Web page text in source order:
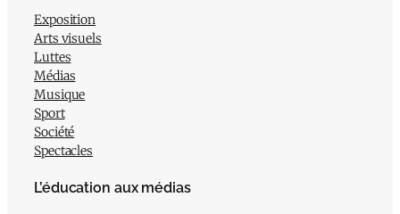
Exposition
Arts visuels
Luttes
Médias
Musique
Sport
Société
Spectacles
L’éducation aux médias